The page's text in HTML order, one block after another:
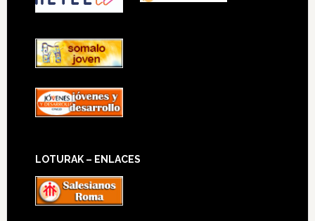
LOTURAK – ENLACES